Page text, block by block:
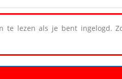
te lezen als je bent ingelogd.